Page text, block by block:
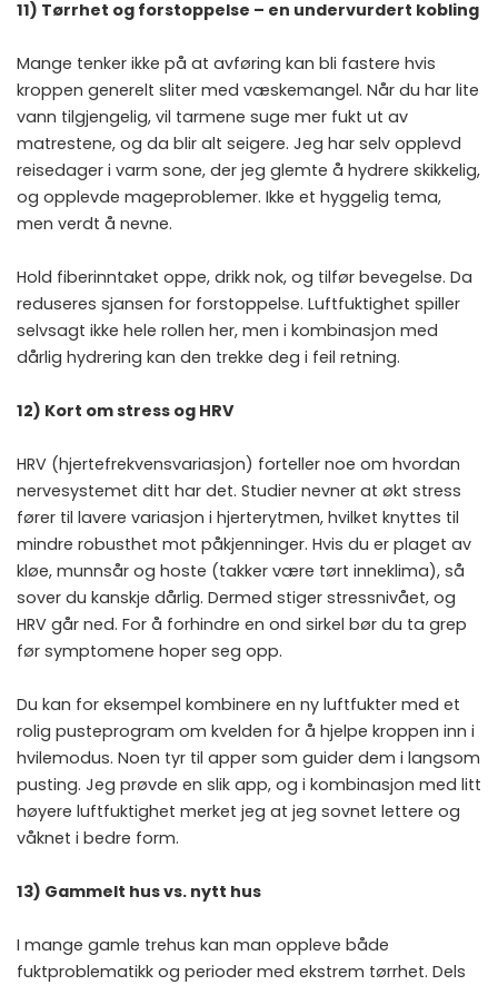
11) Tørrhet og forstoppelse – en undervurdert kobling
Mange tenker ikke på at avføring kan bli fastere hvis
kroppen generelt sliter med væskemangel. Når du har lite
vann tilgjengelig, vil tarmene suge mer fukt ut av
matrestene, og da blir alt seigere. Jeg har selv opplevd
reisedager i varm sone, der jeg glemte å hydrere skikkelig,
og opplevde mageproblemer. Ikke et hyggelig tema,
men verdt å nevne.
Hold fiberinntaket oppe, drikk nok, og tilfør bevegelse. Da
reduseres sjansen for forstoppelse. Luftfuktighet spiller
selvsagt ikke hele rollen her, men i kombinasjon med
dårlig hydrering kan den trekke deg i feil retning.
12) Kort om stress og HRV
HRV (hjertefrekvensvariasjon) forteller noe om hvordan
nervesystemet ditt har det. Studier nevner at økt stress
fører til lavere variasjon i hjerterytmen, hvilket knyttes til
mindre robusthet mot påkjenninger. Hvis du er plaget av
kløe, munnsår og hoste (takker være tørt inneklima), så
sover du kanskje dårlig. Dermed stiger stressnivået, og
HRV går ned. For å forhindre en ond sirkel bør du ta grep
før symptomene hoper seg opp.
Du kan for eksempel kombinere en ny luftfukter med et
rolig pusteprogram om kvelden for å hjelpe kroppen inn i
hvilemodus. Noen tyr til apper som guider dem i langsom
pusting. Jeg prøvde en slik app, og i kombinasjon med litt
høyere luftfuktighet merket jeg at jeg sovnet lettere og
våknet i bedre form.
13) Gammelt hus vs. nytt hus
I mange gamle trehus kan man oppleve både
fuktproblematikk og perioder med ekstrem tørrhet. Dels